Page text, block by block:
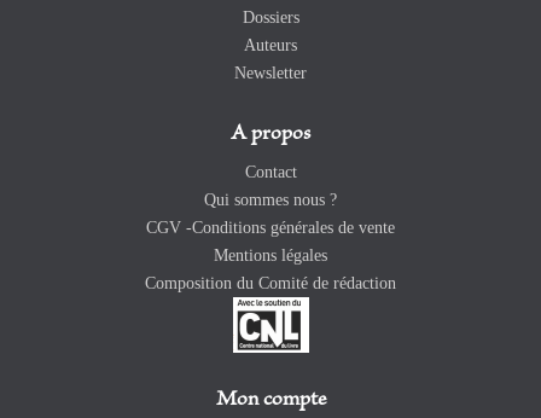
Dossiers
Auteurs
Newsletter
A propos
Contact
Qui sommes nous ?
CGV -Conditions générales de vente
Mentions légales
Composition du Comité de rédaction
Mon compte